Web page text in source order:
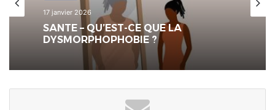
17 janvier 2026
SANTE – QU’EST-CE QUE LA
DYSMORPHOPHOBIE ?